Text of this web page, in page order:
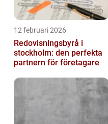
12 februari 2026
Redovisningsbyrå i
stockholm: den perfekta
partnern för företagare